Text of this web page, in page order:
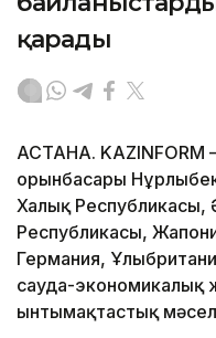
қарады
АСТАНА. KAZINFORM
орынбасары
Халық
Республикасы,
Германия,
сауда-экономикалық
ынтымақтастық